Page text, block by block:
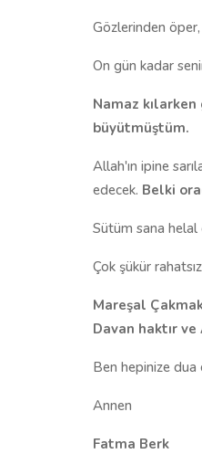
Gözlerinden
On gün kadar
Namaz
büyütmüştüm.
Allah'ın ipine
edecek. Belki
Sütüm sana helal
Çok şükür
Mareşal
Davan haktır ve
Ben hepinize dua
Annen
Fatma Berk